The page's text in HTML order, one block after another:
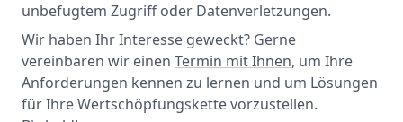
unbefugtem Zugriff oder Datenverletzungen.
Wir haben Ihr Interesse geweckt? Gerne
vereinbaren wir einen Termin mit Ihnen, um Ihre
Anforderungen kennen zu lernen und um Lösungen
für Ihre Wertschöpfungskette vorzustellen.